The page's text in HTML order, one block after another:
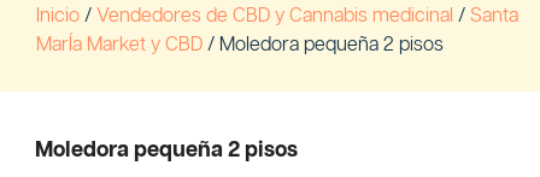
Inicio / Vendedores de CBD y Cannabis medicinal / Santa
MarÍa Market y CBD / Moledora pequeña 2 pisos
Moledora pequeña 2 pisos